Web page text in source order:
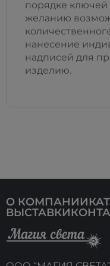
порядке ключей
желанию
нанесение
надписей для
изделию.
О КОМПАНИИ
ВЫСТАВКИ